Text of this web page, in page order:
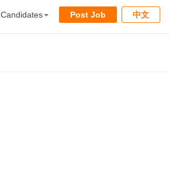
中文
Candidates Post Job